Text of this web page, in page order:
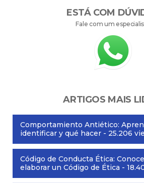
ESTÁ COM
Fale com um
ARTIGOS MAIS
Comportamiento Antiético:
identificar y qué hacer - 25.206
Código de Conducta Ética:
elaborar un Código de Ética -